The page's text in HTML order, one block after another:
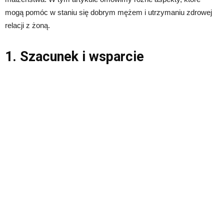
mogą pomóc w staniu się dobrym mężem i utrzymaniu zdrowej
relacji z żoną.
1. Szacunek i wsparcie